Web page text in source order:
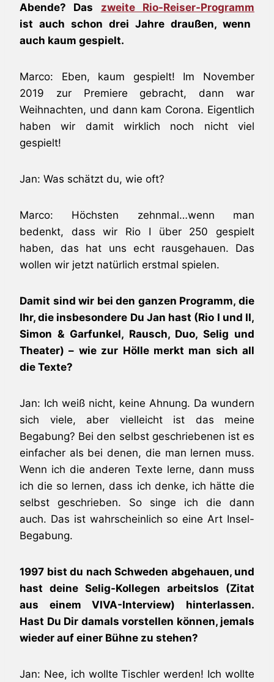
Abende? Das zweite Rio-Reiser-Programm
ist auch schon drei Jahre draußen, wenn
auch kaum gespielt.
Marco: Eben, kaum gespielt! Im November
2019 zur Premiere gebracht, dann war
Weihnachten, und dann kam Corona. Eigentlich
haben wir damit wirklich noch nicht viel
gespielt!
Jan: Was schätzt du, wie oft?
Marco: Höchsten zehnmal…wenn man
bedenkt, dass wir Rio I über 250 gespielt
haben, das hat uns echt rausgehauen. Das
wollen wir jetzt natürlich erstmal spielen.
Damit sind wir bei den ganzen Programm, die
Ihr, die insbesondere Du Jan hast (Rio I und II,
Simon & Garfunkel, Rausch, Duo, Selig und
Theater) – wie zur Hölle merkt man sich all
die Texte?
Jan: Ich weiß nicht, keine Ahnung. Da wundern
sich viele, aber vielleicht ist das meine
Begabung? Bei den selbst geschriebenen ist es
einfacher als bei denen, die man lernen muss.
Wenn ich die anderen Texte lerne, dann muss
ich die so lernen, dass ich denke, ich hätte die
selbst geschrieben. So singe ich die dann
auch. Das ist wahrscheinlich so eine Art Insel-
Begabung.
1997 bist du nach Schweden abgehauen, und
hast deine Selig-Kollegen arbeitslos (Zitat
aus einem VIVA-Interview) hinterlassen.
Hast Du Dir damals vorstellen können, jemals
wieder auf einer Bühne zu stehen?
Jan: Nee, ich wollte Tischler werden! Ich wollte